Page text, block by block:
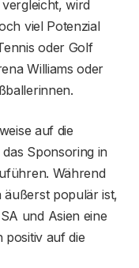
wird
viel Potenzial
oder Golf
Williams oder
auf die
Sponsoring in
Während
äußerst populär ist,
und Asien eine
positiv auf die